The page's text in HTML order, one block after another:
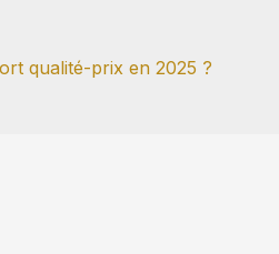
qualité-prix en 2025 ?